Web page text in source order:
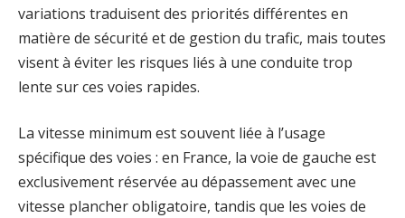
variations traduisent des priorités différentes en
matière de sécurité et de gestion du trafic, mais toutes
visent à éviter les risques liés à une conduite trop
lente sur ces voies rapides.
La vitesse minimum est souvent liée à l’usage
spécifique des voies : en France, la voie de gauche est
exclusivement réservée au dépassement avec une
vitesse plancher obligatoire, tandis que les voies de